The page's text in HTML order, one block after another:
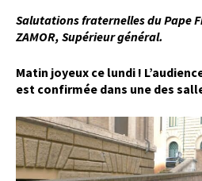
Salutations fraternelles du Pape
ZAMOR, Supérieur général.
Matin joyeux ce lundi !
est confirmée dans une des